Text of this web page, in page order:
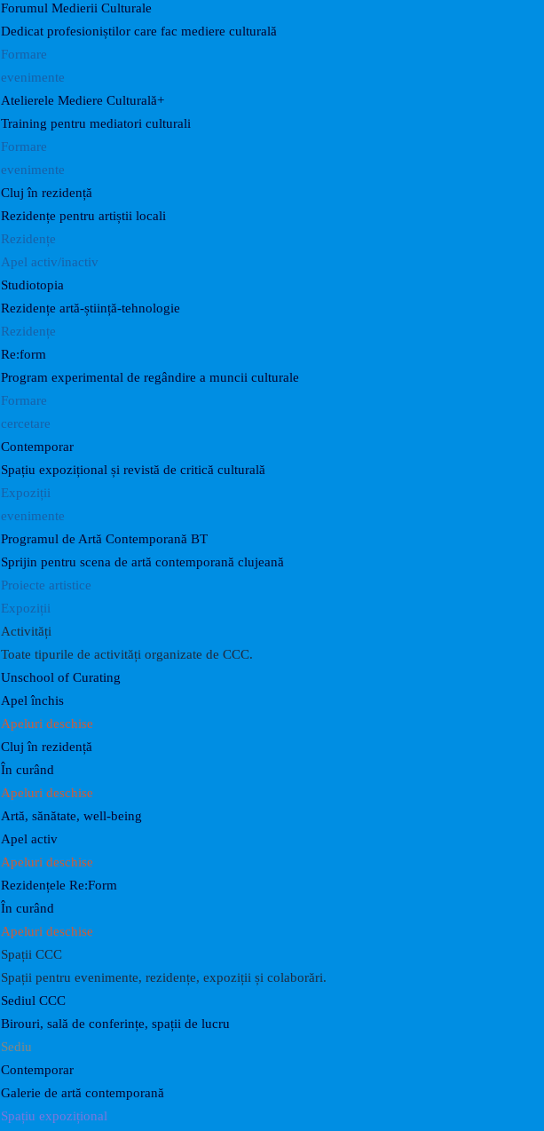
Forumul Medierii Culturale
Dedicat profesioniștilor care fac mediere culturală
Formare
evenimente
Atelierele Mediere Culturală+
Training pentru mediatori culturali
Formare
evenimente
Cluj în rezidență
Rezidențe pentru artiștii locali
Rezidențe
Apel activ/inactiv
Studiotopia
Rezidențe artă-știință-tehnologie
Rezidențe
Re:form
Program experimental de regândire a muncii culturale
Formare
cercetare
Contemporar
Spațiu expozițional și revistă de critică culturală
Expoziții
evenimente
Programul de Artă Contemporană BT
Sprijin pentru scena de artă contemporană clujeană
Proiecte artistice
Expoziții
Activități
Toate tipurile de activități organizate de CCC.
Unschool of Curating
Apel închis
Apeluri deschise
Cluj în rezidență
În curând
Apeluri deschise
Artă, sănătate, well-being
Apel activ
Apeluri deschise
Rezidențele Re:Form
În curând
Apeluri deschise
Spații CCC
Spații pentru evenimente, rezidențe, expoziții și colaborări.
Sediul CCC
Birouri, sală de conferințe, spații de lucru
Sediu
Contemporar
Galerie de artă contemporană
Spațiu expozițional